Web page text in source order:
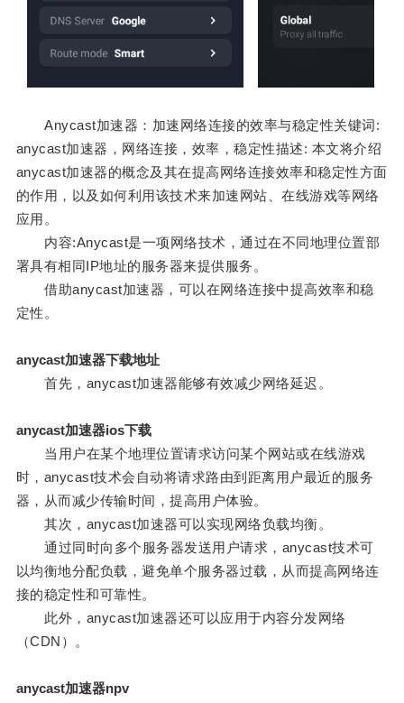
Anycast加速器：加速网络连接的效率与稳定性关键词:
anycast加速器，网络连接，效率，稳定性描述: 本文将介绍
anycast加速器的概念及其在提高网络连接效率和稳定性方面
的作用，以及如何利用该技术来加速网站、在线游戏等网络
应用。
内容:Anycast是一项网络技术，通过在不同地理位置部
署具有相同IP地址的服务器来提供服务。
借助anycast加速器，可以在网络连接中提高效率和稳
定性。
anycast加速器下载地址
首先，anycast加速器能够有效减少网络延迟。
anycast加速器ios下载
当用户在某个地理位置请求访问某个网站或在线游戏
时，anycast技术会自动将请求路由到距离用户最近的服务
器，从而减少传输时间，提高用户体验。
其次，anycast加速器可以实现网络负载均衡。
通过同时向多个服务器发送用户请求，anycast技术可
以均衡地分配负载，避免单个服务器过载，从而提高网络连
接的稳定性和可靠性。
此外，anycast加速器还可以应用于内容分发网络
（CDN）。
anycast加速器npv